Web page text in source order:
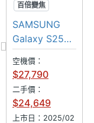
百倍變焦
SPen
AI手機
SAMSUNG
Galaxy S25
Ultra
空機價：
$27,790
二手價：
$24,649
上市日：2025/02